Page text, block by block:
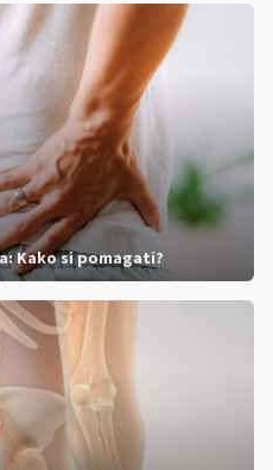
Kako si pomagati?